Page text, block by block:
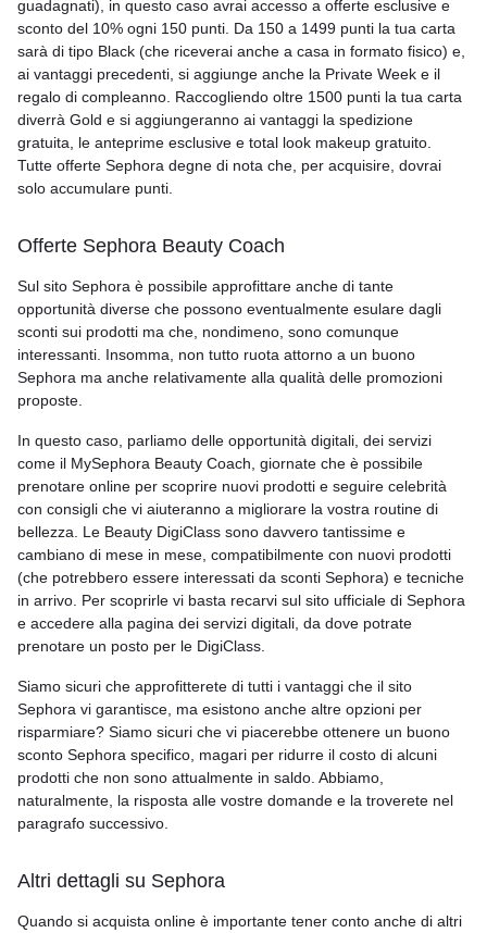
guadagnati), in questo caso avrai accesso a offerte esclusive e
sconto del 10% ogni 150 punti. Da 150 a 1499 punti la tua carta
sarà di tipo Black (che riceverai anche a casa in formato fisico) e,
ai vantaggi precedenti, si aggiunge anche la Private Week e il
regalo di compleanno. Raccogliendo oltre 1500 punti la tua carta
diverrà Gold e si aggiungeranno ai vantaggi la spedizione
gratuita, le anteprime esclusive e total look makeup gratuito.
Tutte offerte Sephora degne di nota che, per acquisire, dovrai
solo accumulare punti.
Offerte Sephora Beauty Coach
Sul sito Sephora è possibile approfittare anche di tante
opportunità diverse che possono eventualmente esulare dagli
sconti sui prodotti ma che, nondimeno, sono comunque
interessanti. Insomma, non tutto ruota attorno a un buono
Sephora ma anche relativamente alla qualità delle promozioni
proposte.
In questo caso, parliamo delle opportunità digitali, dei servizi
come il MySephora Beauty Coach, giornate che è possibile
prenotare online per scoprire nuovi prodotti e seguire celebrità
con consigli che vi aiuteranno a migliorare la vostra routine di
bellezza. Le Beauty DigiClass sono davvero tantissime e
cambiano di mese in mese, compatibilmente con nuovi prodotti
(che potrebbero essere interessati da sconti Sephora) e tecniche
in arrivo. Per scoprirle vi basta recarvi sul sito ufficiale di Sephora
e accedere alla pagina dei servizi digitali, da dove potrate
prenotare un posto per le DigiClass.
Siamo sicuri che approfitterete di tutti i vantaggi che il sito
Sephora vi garantisce, ma esistono anche altre opzioni per
risparmiare? Siamo sicuri che vi piacerebbe ottenere un buono
sconto Sephora specifico, magari per ridurre il costo di alcuni
prodotti che non sono attualmente in saldo. Abbiamo,
naturalmente, la risposta alle vostre domande e la troverete nel
paragrafo successivo.
Altri dettagli su Sephora
Quando si acquista online è importante tener conto anche di altri